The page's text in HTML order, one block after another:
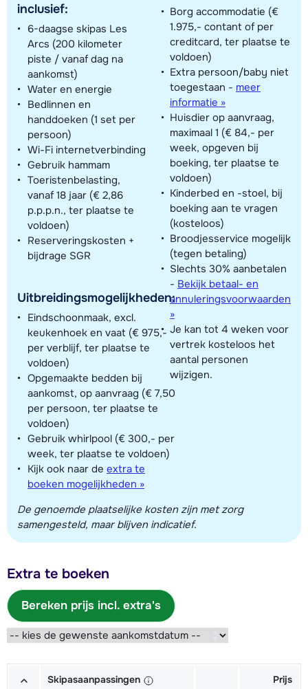
inclusief:
6-daagse skipas Les
Arcs (200 kilometer
piste / vanaf dag na
aankomst)
Water en energie
Bedlinnen en
handdoeken (1 set per
persoon)
Wi-Fi internetverbinding
Gebruik hammam
Toeristenbelasting,
vanaf 18 jaar (€ 2,86
p.p.p.n., ter plaatse te
voldoen)
Reserveringskosten +
bijdrage SGR
Uitbreidingsmogelijkheden:
Eindschoonmaak, excl.
keukenhoek en vaat (€ 975,-
per verblijf, ter plaatse te
voldoen)
Opgemaakte bedden bij
aankomst, op aanvraag (€ 7,50
per persoon, ter plaatse te
voldoen)
Gebruik whirlpool (€ 300,- per
week, ter plaatse te voldoen)
Kijk ook naar de extra te
boeken mogelijkheden »
Borg accommodatie (€
1.975,- contant of per
creditcard, ter plaatse te
voldoen)
Extra persoon/baby niet
toegestaan - meer
informatie »
Huisdier op aanvraag,
maximaal 1 (€ 84,- per
week, opgeven bij
boeking, ter plaatse te
voldoen)
Kinderbed en -stoel, bij
boeking aan te vragen
(kosteloos)
Broodjesservice mogelijk
(tegen betaling)
Slechts 30% aanbetalen
- Bekijk betaal- en
annuleringsvoorwaarden
»
Je kan tot 4 weken voor
vertrek kosteloos het
aantal personen
wijzigen.
De genoemde plaatselijke kosten zijn met zorg
samengesteld, maar blijven indicatief.
Extra te boeken
Bereken prijs incl. extra's
Skipasaanpassingen Prijs